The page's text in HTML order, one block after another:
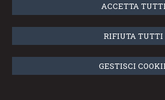
ACCETTA TUTTI
RIFIUTA TUTTI
GESTISCI
Cookie Policy
Cosa sono i cookie e come li usiamo
Un “cookie”è un file di testo che viene
tablet, telefoni cellulari e su